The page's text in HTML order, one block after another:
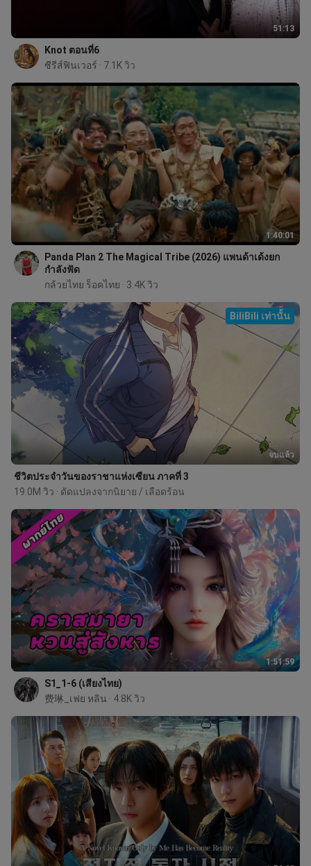
51:13
Knot ตอนที่6
ซีรีส์ฟินเวอร์ · 7.1K วิว
1:40:01
Panda Plan 2 The Magical Tribe (2026) แพนด้าเด้งยก
กำลังฟัด
กล้วยไทย ร็อคไทย · 3.4K วิว
จบแล้ว
BiliBili เท่านั้น
ชีวิตประจำวันของราชาแห่งเซียน ภาคที่ 3
19.0M วิว · ดัดแปลงจากนิยาย / เลือดร้อน
1:51:59
S1_1-6 (เสียงไทย)
费琳_เฟย หลิน · 4.8K วิว